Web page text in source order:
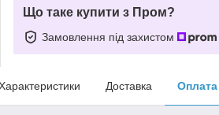
Що таке купити з Пром?
Замовлення під захистом
Доставка Оплата